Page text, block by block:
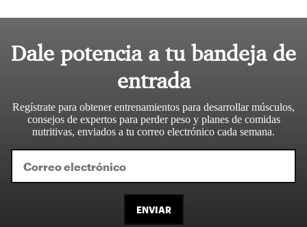
Dale potencia a tu bandeja de
entrada
Regístrate para obtener entrenamientos para desarrollar músculos,
consejos de expertos para perder peso y planes de comidas
nutritivas, enviados a tu correo electrónico cada semana.
ENVIAR